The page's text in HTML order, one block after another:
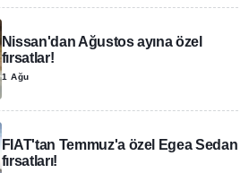
Nissan'dan Ağustos ayına özel
fırsatlar!
1 Ağu
FIAT'tan Temmuz'a özel Egea Sedan
fırsatları!